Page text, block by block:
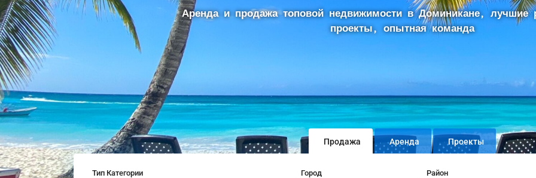
Аренда и продажа топовой недвижимости в Доминикане, лучшие
проекты, опытная команда
Продажа Aренда Проекты
Тип Категории Город Район